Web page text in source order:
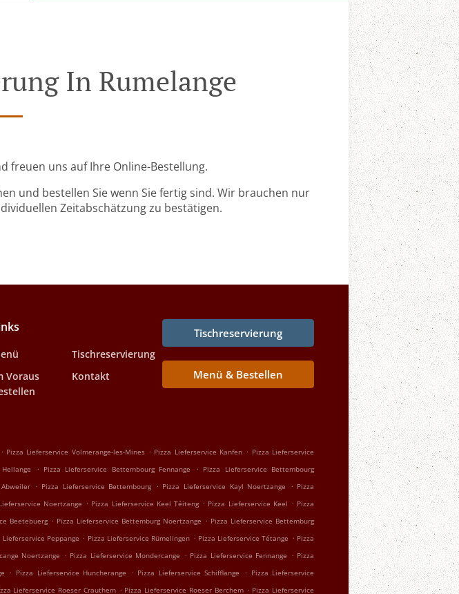
In Rumelange
freuen uns auf Ihre Online-Bestellung.
und bestellen Sie wenn Sie fertig sind. Wir brauchen nur
Zeitabschätzung zu bestätigen.
Tischreservierung
Voraus
Kontakt
Tischreservierung
Menü & Bestellen
. Pizza Lieferservice Volmerange-les-Mines . Pizza Lieferservice Kanfen . Pizza Lieferservice
. Pizza Lieferservice Bettembourg Fennange . Pizza Lieferservice Bettembourg
. Pizza Lieferservice Bettembourg . Pizza Lieferservice Kayl Noertzange . Pizza
Noertzange . Pizza Lieferservice Keel Téiteng . Pizza Lieferservice Keel . Pizza
Beetebuerg . Pizza Lieferservice Bettemburg Noertzange . Pizza Lieferservice Bettemburg
Lieferservice Peppange . Pizza Lieferservice Rümelingen . Pizza Lieferservice Tétange . Pizza
Noertzange . Pizza Lieferservice Mondercange . Pizza Lieferservice Fennange . Pizza
. Pizza Lieferservice Huncherange . Pizza Lieferservice Schifflange . Pizza Lieferservice
Lieferservice Roeser Crauthem . Pizza Lieferservice Roeser Berchem . Pizza Lieferservice